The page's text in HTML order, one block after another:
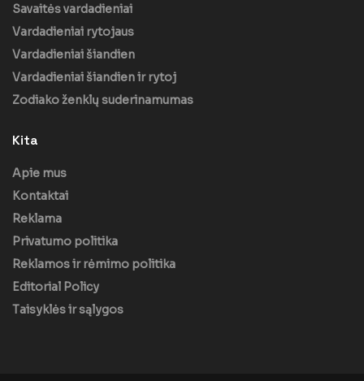
Savaitės vardadieniai
Vardadieniai rytojaus
Vardadieniai šiandien
Vardadieniai šiandien ir rytoj
Zodiako ženklų suderinamumas
Kita
Apie mus
Kontaktai
Reklama
Privatumo politika
Reklamos ir rėmimo politika
Editorial Policy
Taisyklės ir sąlygos